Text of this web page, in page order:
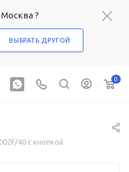
?
ВЫБРАТЬ ДРУГОЙ
0
40 с кнопкой